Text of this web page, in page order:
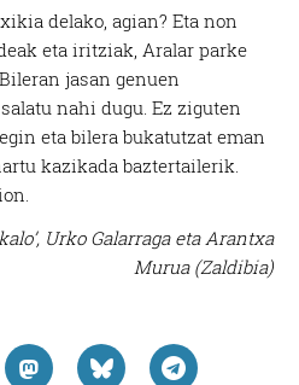
delako, agian? Eta non
eta iritziak, Aralar parke
jasan genuen
nahi dugu. Ez ziguten
eta bilera bukatutzat eman
kazikada baztertailerik.
Urko Galarraga eta Arantxa
Murua (Zaldibia)